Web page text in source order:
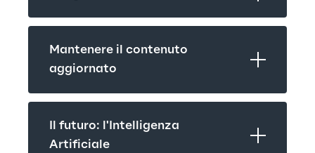
Mantenere il contenuto
aggiornato
Il futuro: l'Intelligenza
Artificiale